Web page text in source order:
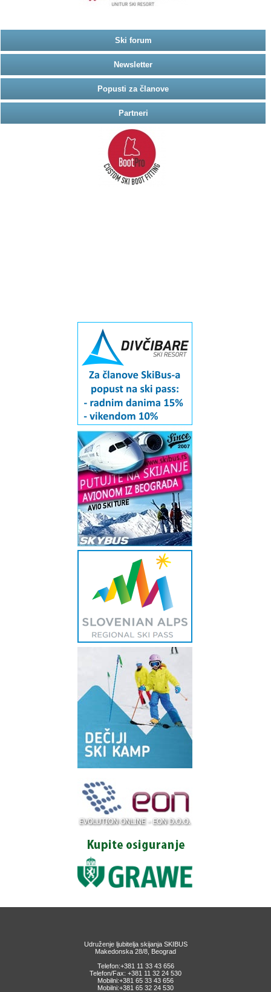
Ski forum
Newsletter
Popusti za članove
Partneri
Udruženje ljubitelja skijanja SKIBUS
Makedonska 28/8, Beograd
Telefon:+381 11 33 43 656
Telefon/Fax: +381 11 32 24 530
Mobilni:+381 65 33 43 656
Mobilni:+381 65 32 24 530